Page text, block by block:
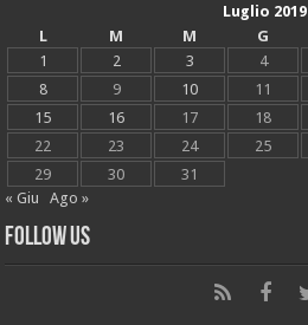
Luglio 2019
L
M M G
1
2 3 4
8
9 10 11
15
16 17 18
22
23 24 25
29
30
31
« Giu
Ago »
Follow Us